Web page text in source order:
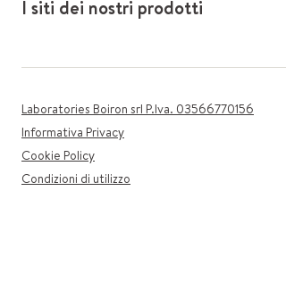
I siti dei nostri prodotti
Laboratories Boiron srl P.Iva. 03566770156
Informativa Privacy
Cookie Policy
Condizioni di utilizzo